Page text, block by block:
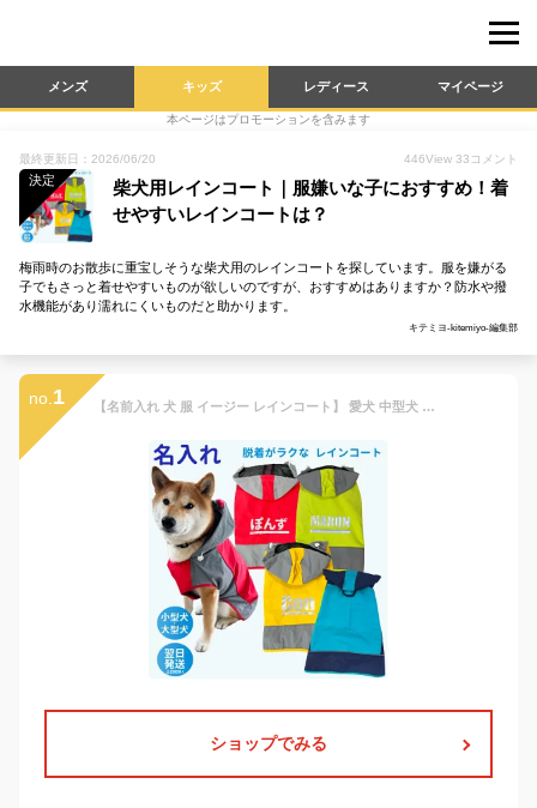
メンズ キッズ レディース マイページ
本ページはプロモーションを含みます
最終更新日：2026/06/20 446View 33 コメント
決定
柴犬用レインコート｜服嫌いな子におすすめ！着
せやすいレインコートは？
梅雨時のお散歩に重宝しそうな柴犬用のレインコートを探しています。服を嫌がる
子でもさっと着せやすいものが欲しいのですが、おすすめはありますか？防水や撥
水機能があり濡れにくいものだと助かります。
キテミヨ-kitemiyo-編集部
no. 1 【名前入れ 犬 服 イージー レインコート】 愛犬 中型犬 大型犬 レインウェア 雨具 カッパ ドッグ ドッグウェア 着せやすい 犬服 ( 柴犬 フレンチブルドッグ ラブラドール レトリバー ゴールデンレトリバー グレートピレニーズ バーニーズ マウンテンドッグ グッズ
ショップでみる